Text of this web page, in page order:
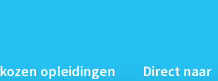
opleidingen Direct naar